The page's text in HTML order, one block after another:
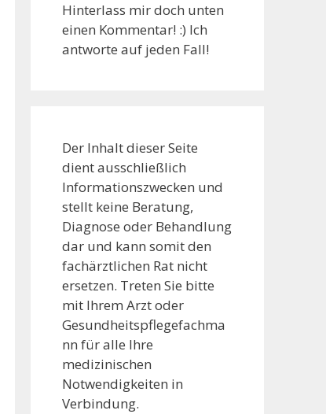
Hinterlass mir doch unten
einen Kommentar! :) Ich
antworte auf jeden Fall!
Der Inhalt dieser Seite
dient ausschließlich
Informationszwecken und
stellt keine Beratung,
Diagnose oder Behandlung
dar und kann somit den
fachärztlichen Rat nicht
ersetzen. Treten Sie bitte
mit Ihrem Arzt oder
Gesundheitspflegefachma
nn für alle Ihre
medizinischen
Notwendigkeiten in
Verbindung.